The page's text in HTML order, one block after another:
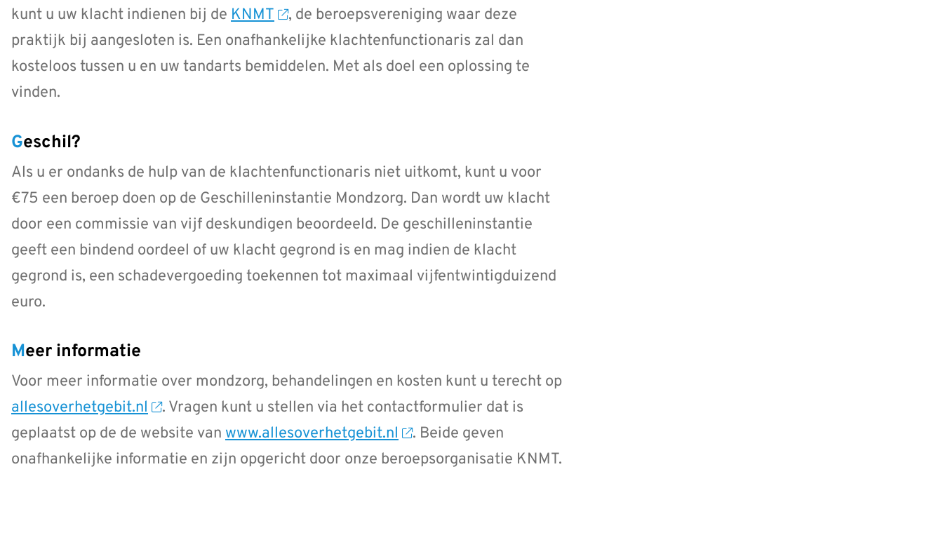
kunt u uw klacht indienen bij de KNMT
, de beroepsvereniging waar deze
praktijk bij aangesloten is. Een onafhankelijke klachtenfunctionaris zal dan
kosteloos tussen u en uw tandarts bemiddelen. Met als doel een oplossing te
vinden.
Geschil?
Als u er ondanks de hulp van de klachtenfunctionaris niet uitkomt, kunt u voor
€75 een beroep doen op de Geschilleninstantie Mondzorg. Dan wordt uw klacht
door een commissie van vijf deskundigen beoordeeld. De geschilleninstantie
geeft een bindend oordeel of uw klacht gegrond is en mag indien de klacht
gegrond is, een schadevergoeding toekennen tot maximaal vijfentwintigduizend
euro.
Meer informatie
Voor meer informatie over mondzorg, behandelingen en kosten kunt u terecht op
allesoverhetgebit.nl
. Vragen kunt u stellen via het contactformulier dat is
geplaatst op de de website van www.allesoverhetgebit.nl
. Beide geven
onafhankelijke informatie en zijn opgericht door onze beroepsorganisatie KNMT.